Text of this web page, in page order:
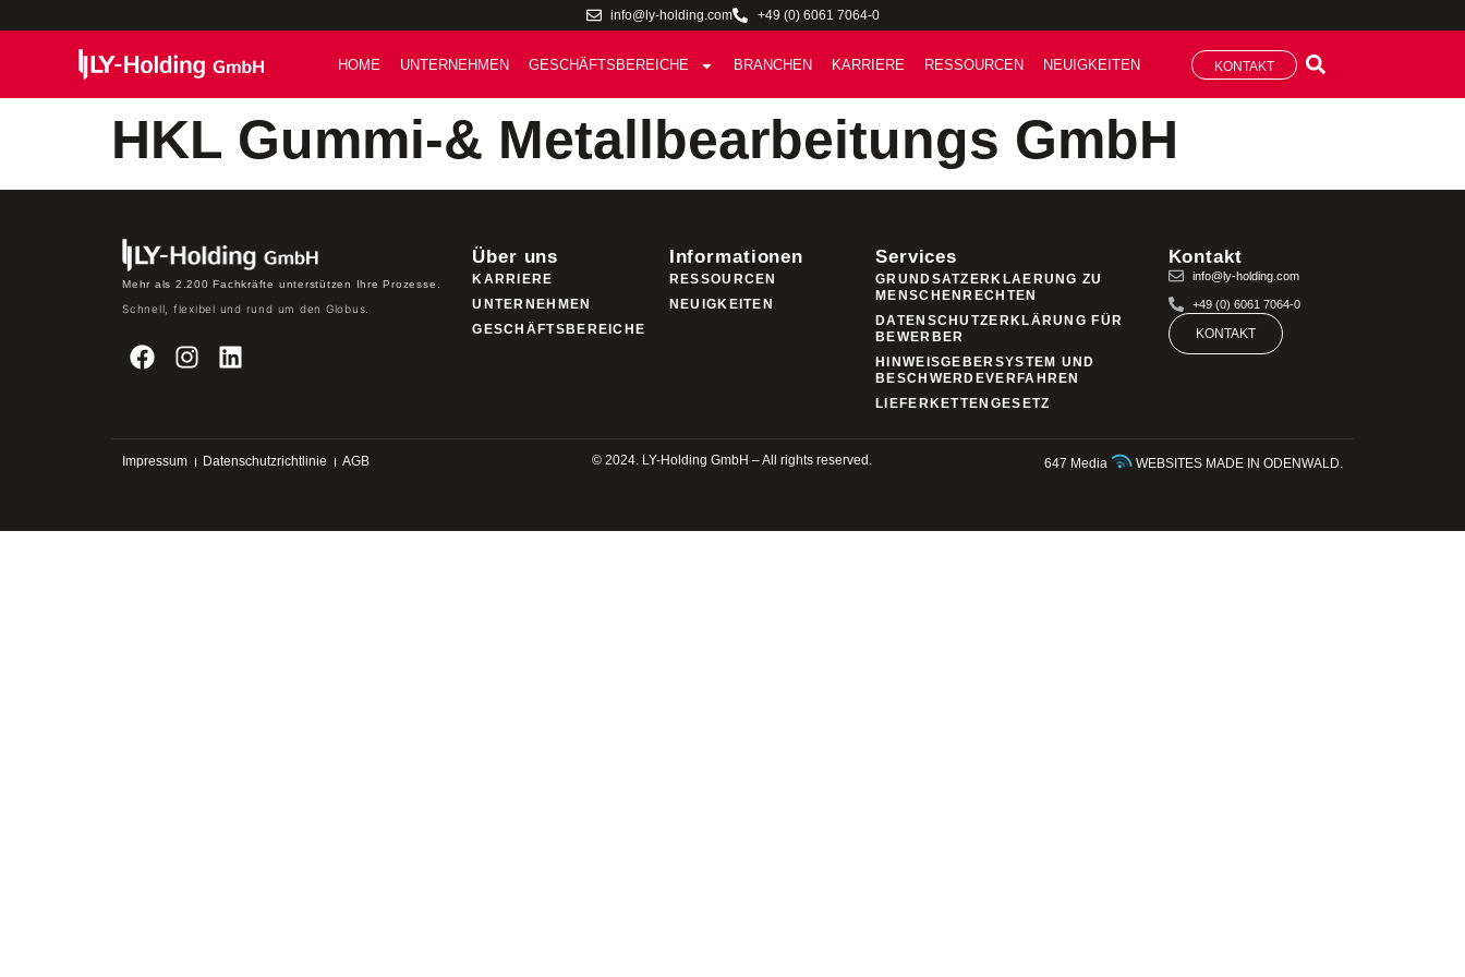
info@ly-holding.com +49 (0) 6061 7064-0
HOME UNTERNEHMEN GESCHÄFTSBEREICHE BRANCHEN KARRIERE RESSOURCEN NEUIGKEITEN KONTAKT
HKL Gummi-& Metallbearbeitungs GmbH
Mehr als 2.200 Fachkräfte unterstützen Ihre Prozesse.
Schnell, flexibel und rund um den Globus.
Über uns
KARRIERE
UNTERNEHMEN
GESCHÄFTSBEREICHE
Informationen
RESSOURCEN
NEUIGKEITEN
Services
GRUNDSATZERKLAERUNG ZU
MENSCHENRECHTEN
DATENSCHUTZERKLÄRUNG FÜR
BEWERBER
HINWEISGEBERSYSTEM UND
BESCHWERDEVERFAHREN
LIEFERKETTENGESETZ
Kontakt
info@ly-holding.com
+49 (0) 6061 7064-0
KONTAKT
Impressum Datenschutzrichtlinie AGB © 2024. LY-Holding GmbH – All rights reserved. 647 Media WEBSITES MADE IN ODENWALD.